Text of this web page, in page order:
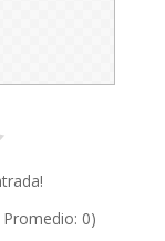
Promedio: 0)